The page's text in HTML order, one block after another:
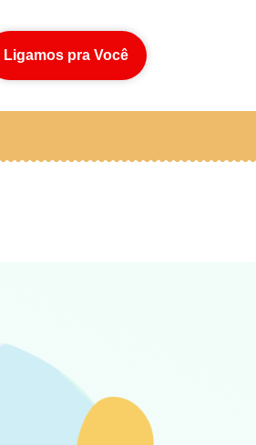
Ligamos pra Você